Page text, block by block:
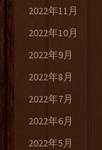
2022年11月
2022年10月
2022年9月
2022年8月
2022年7月
2022年6月
2022年5月